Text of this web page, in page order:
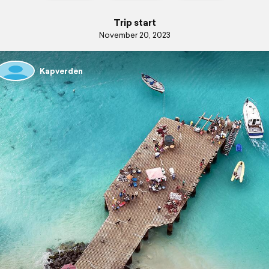
Trip start
November 20, 2023
Kapverden